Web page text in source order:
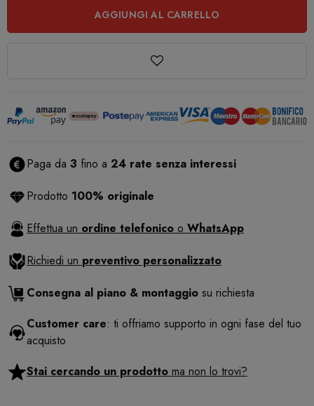
AGGIUNGI AL CARRELLO
Paga da 3 fino a 24 rate senza interessi
Prodotto 100% originale
Effettua un ordine telefonico o WhatsApp
Richiedi un preventivo personalizzato
Consegna al piano & montaggio su richiesta
Customer care: ti offriamo supporto in ogni fase del tuo
acquisto
Stai cercando un prodotto ma non lo trovi?